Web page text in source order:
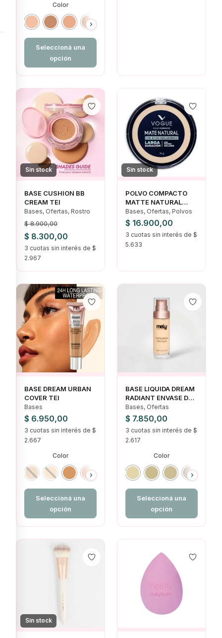
Color
Seleccioná una
opción
Sin stock
BASE CUSHION BB
CREAM TEI
Bases, Ofertas, Rostro
$8.900,00
El
precio
original
$ 8.900,00.
$ 8.300,00
precio
$ 8.300,00.
3 cuotas sin interés de $
2.967
Sin stock
POLVO COMPACTO
MATTE NATURAL
CON ACIDO
HIALURONICO VOGUE
Bases, Ofertas, Polvos
$ 16.900,00
3 cuotas sin interés de $
5.633
BASE DREAM URBAN
COVER TEI
Bases
$ 6.950,00
3 cuotas sin interés de $
2.667
Color
Seleccioná una
opción
BASE LIQUIDA DREAM
RADIANT ENVASE DE
VIDRIO 30ML MELY
Bases, Ofertas
$ 7.850,00
3 cuotas sin interés de $
2.617
Color
Seleccioná una
opción
Sin stock